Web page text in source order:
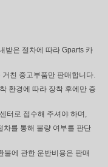
받은 절차에 따라 Gparts 카
친 중고부품만 판매합니다.
환경에 따라 장착 후에만 증
터로 접수해 주셔야 하며,
차를 통해 불량 여부를 판단
불에 관한 운반비용은 판매